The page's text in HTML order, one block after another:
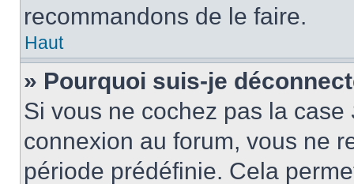
recommandons de le faire.
Haut
» Pourquoi suis-je
Si vous ne cochez pas la case
connexion au forum, vous ne
période prédéfinie. Cela